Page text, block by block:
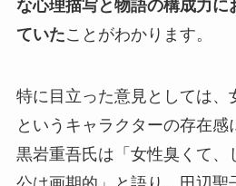
な心理描写と物語の構成力に
ていたことがわかります。
特に目立った意見としては、
というキャラクターの存在感
黒岩重吾氏は「女性臭くて、